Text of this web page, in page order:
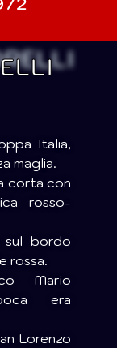
Italia,
maglia.
corta con
rosso-
sul bordo
rossa.
Mario
era
Lorenzo